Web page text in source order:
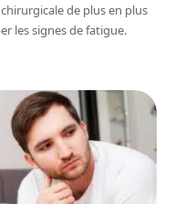
de plus en plus
les signes de fatigue.